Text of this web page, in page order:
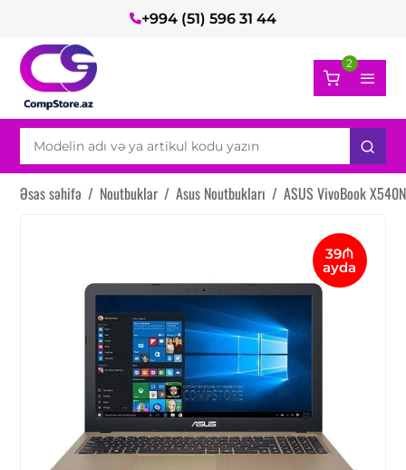
+994 (51) 596 31 44
2
Əsas səhifə / Noutbuklar / Asus Noutbukları / ASUS VivoBook X540N
39₼
ayda